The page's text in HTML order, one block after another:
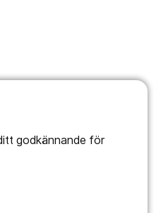
godkännande för